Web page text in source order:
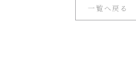
一覧へ戻る